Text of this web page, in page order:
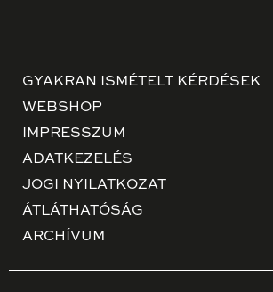
GYAKRAN ISMÉTELT KÉRDÉSEK
WEBSHOP
IMPRESSZUM
ADATKEZELÉS
JOGI NYILATKOZAT
ÁTLÁTHATÓSÁG
ARCHÍVUM